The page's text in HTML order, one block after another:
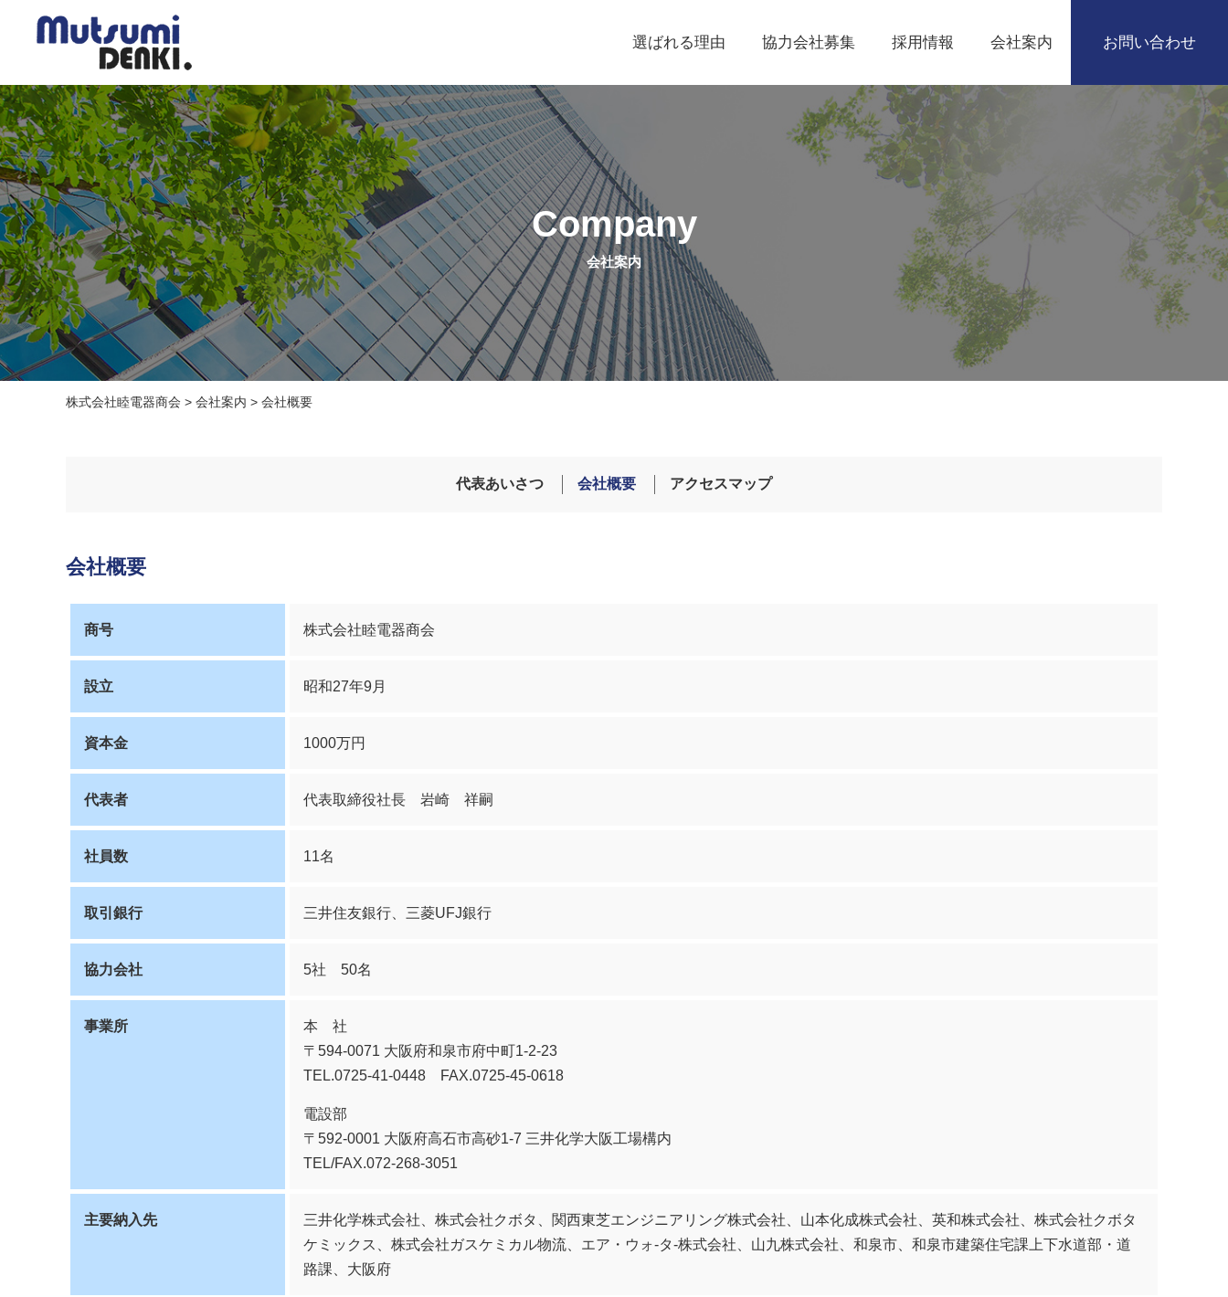
選ばれる理由 協力会社募集 採用情報 会社案内 お問い合わせ
Company
会社案内
株式会社睦電器商会 > 会社案内 > 会社概要
代表あいさつ 会社概要 アクセスマップ
会社概要
商号 株式会社睦電器商会
設立 昭和27年9月
資本金 1000万円
代表者 代表取締役社長 岩崎 祥嗣
社員数 11名
取引銀行 三井住友銀行、三菱UFJ銀行
協力会社 5社 50名
事業所
本 社
〒594-0071 大阪府和泉市府中町1-2-23
TEL.0725-41-0448 FAX.0725-45-0618
電設部
〒592-0001 大阪府高石市高砂1-7 三井化学大阪工場構内
TEL/FAX.072-268-3051
主要納入先
三井化学株式会社、株式会社クボタ、関西東芝エンジニアリング株式会社、山本化成株式会社、英和株式会社、株式会社クボタ
ケミックス、株式会社ガスケミカル物流、エア・ウォ-タ-株式会社、山九株式会社、和泉市、和泉市建築住宅課上下水道部・道
路課、大阪府